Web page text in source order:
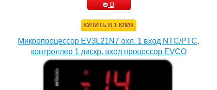
В
КУПИТЬ В 1 КЛИК
Микропроцессор EV3L21N7 охл. 1 вход NTC/PTC,
контроллер 1 дискр. вход процессор EVCO